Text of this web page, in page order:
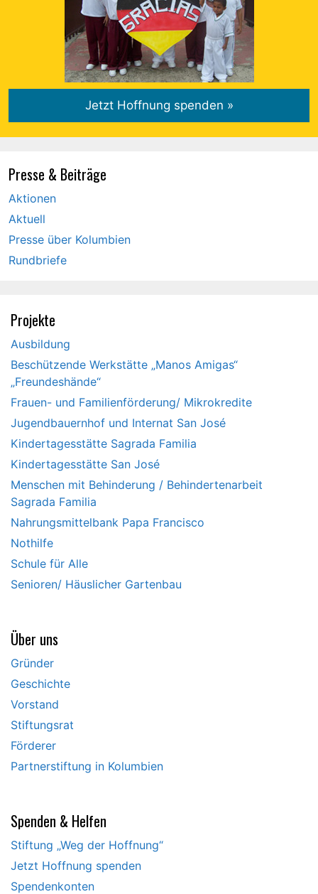
Presse & Beiträge
Aktionen
Aktuell
Presse über Kolumbien
Rundbriefe
Projekte
Ausbildung
Beschützende Werkstätte „Manos Amigas“
„Freundeshände“
Frauen- und Familienförderung/ Mikrokredite
Jugendbauernhof und Internat San José
Kindertagesstätte Sagrada Familia
Kindertagesstätte San José
Menschen mit Behinderung / Behindertenarbeit
Sagrada Familia
Nahrungsmittelbank Papa Francisco
Nothilfe
Schule für Alle
Senioren/ Häuslicher Gartenbau
Über uns
Gründer
Geschichte
Vorstand
Stiftungsrat
Förderer
Partnerstiftung in Kolumbien
Spenden & Helfen
Stiftung „Weg der Hoffnung“
Jetzt Hoffnung spenden
Spendenkonten